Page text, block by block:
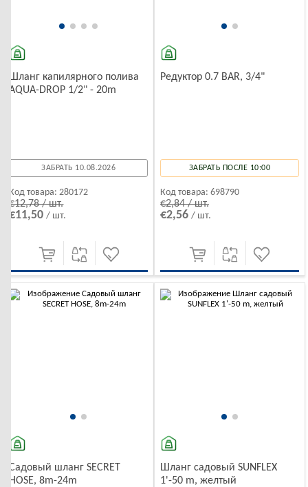
Шланг капилярного полива
AQUA-DROP 1/2" - 20m
ЗАБРАТЬ 10.08.2026
Код товара: 280172
€12,78 / шт.
€11,50/ шт.
Редуктор 0.7 BAR, 3/4"
ЗАБРАТЬ ПОСЛЕ 10:00
Код товара: 698790
€2,84 / шт.
€2,56 / шт.
Садовый шланг SECRET
HOSE, 8m-24m
Шланг садовый SUNFLEX
1'-50 m, желтый